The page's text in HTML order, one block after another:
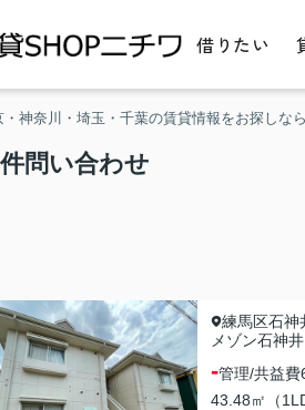
借りたい
・神奈川・埼玉・千葉の賃貸情報をお探しな
問い合わせ
練馬区石神
メゾン石神井
-管理/共益費
43.48㎡（